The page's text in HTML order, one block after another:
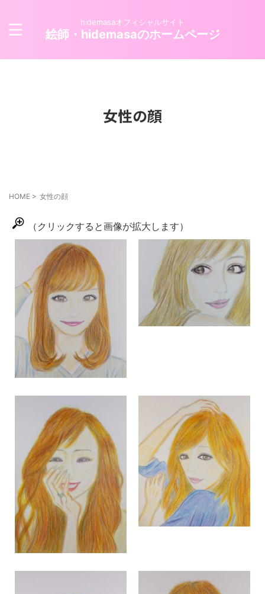
hidemasaオフィシャルサイト
絵師・hidemasaのホームページ
女性の顔
HOME > 女性の顔
（クリックすると画像が拡大します）